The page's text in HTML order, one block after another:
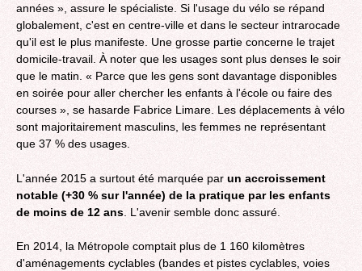
années », assure le spécialiste. Si l'usage du vélo se répand
globalement, c'est en centre-ville et dans le secteur intrarocade
qu'il est le plus manifeste. Une grosse partie concerne le trajet
domicile-travail. À noter que les usages sont plus denses le soir
que le matin. « Parce que les gens sont davantage disponibles
en soirée pour aller chercher les enfants à l'école ou faire des
courses », se hasarde Fabrice Limare. Les déplacements à vélo
sont majoritairement masculins, les femmes ne représentant
que 37 % des usages.
L'année 2015 a surtout été marquée par un accroissement
notable (+30 % sur l'année) de la pratique par les enfants
de moins de 12 ans . L'avenir semble donc assuré.
En 2014, la Métropole comptait plus de 1 160 kilomètres
d'aménagements cyclables (bandes et pistes cyclables, voies